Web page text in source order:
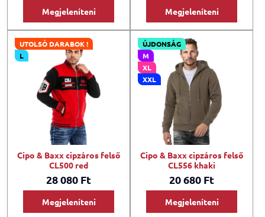
Megjeleníteni Megjeleníteni
UTOLSÓ DARABOK !
L
Cipo & Baxx cipzáros felső
CL500 red
28 080 Ft
Megjeleníteni
ÚJDONSÁG
M
XL
XXL
Cipo & Baxx cipzáros felső
CL556 khaki
20 680 Ft
Megjeleníteni